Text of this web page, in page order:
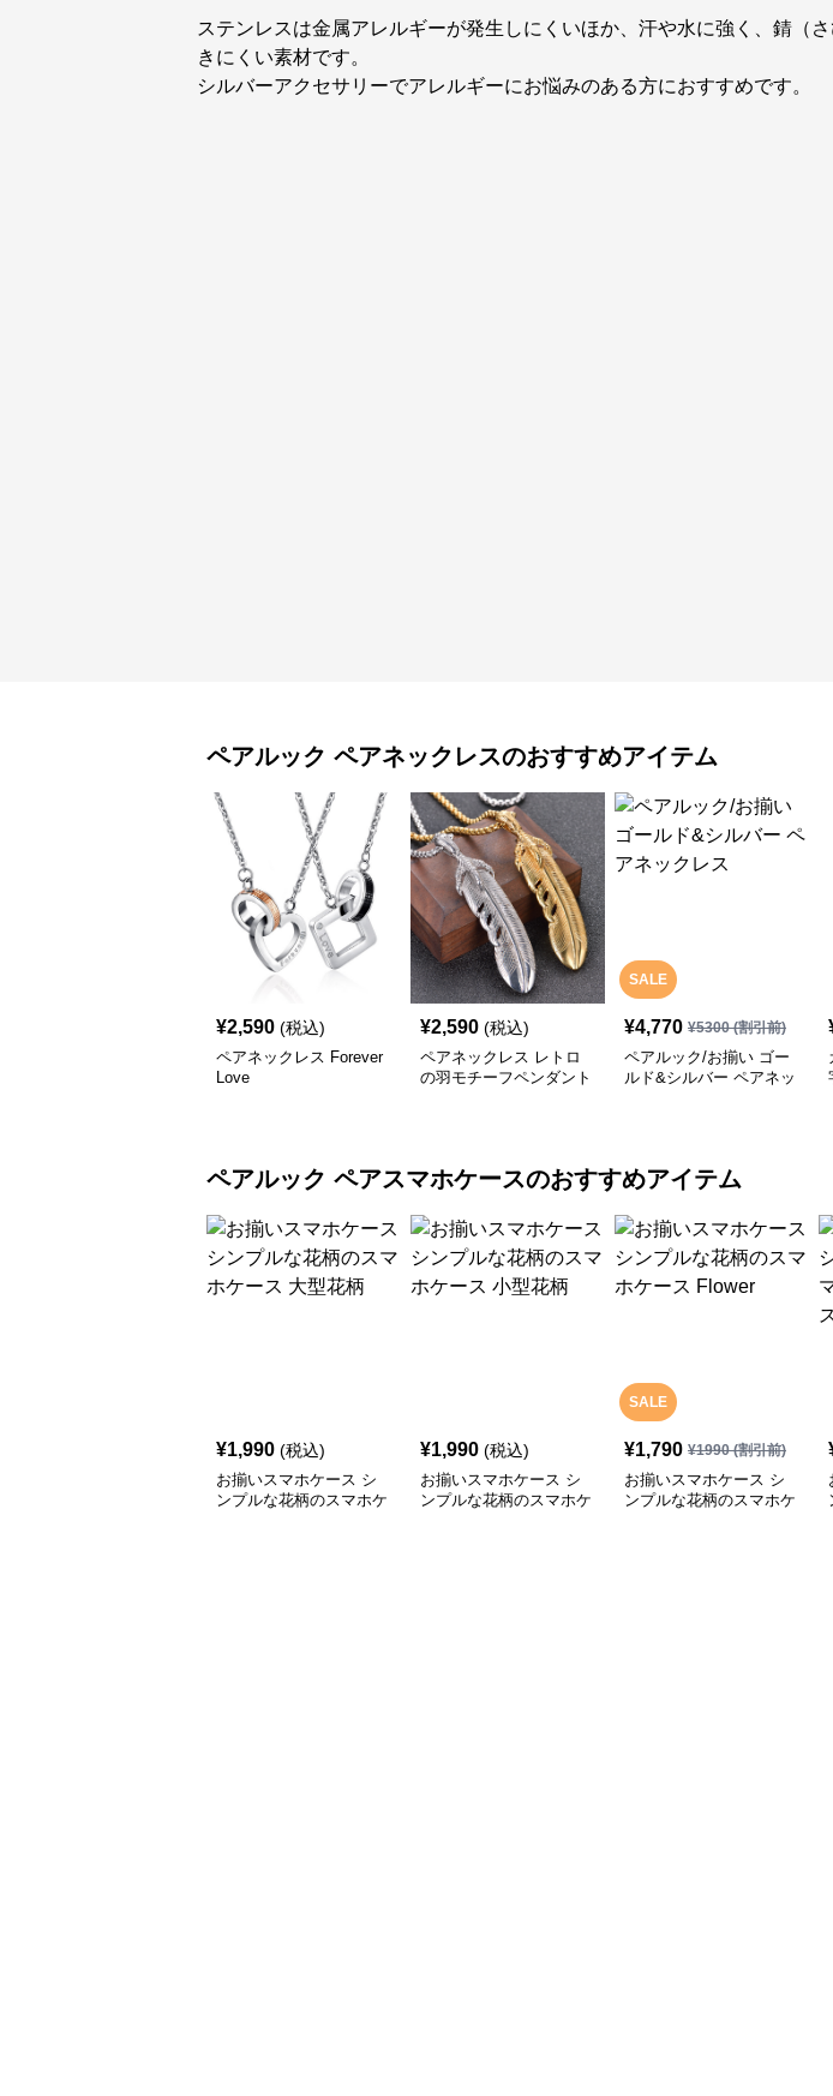
ステンレスは金属アレルギーが発生しにくいほか、汗や水に強く、錆（
きにくい素材です。
シルバーアクセサリーでアレルギーにお悩みのある方におすすめです。
ペアルック ペアネックレスのおすすめアイテム
¥2,590 (税込)
ペアネックレス Forever
Love
¥2,590 (税込)
ペアネックレス レトロ
の羽モチーフペンダント
SALE
¥4,770 ¥5300(割引前)
ペアルック/お揃い ゴー
ルド&シルバー ペアネッ
ペアルック ペアスマホケースのおすすめアイテム
¥1,990 (税込)
お揃いスマホケース シ
ンプルな花柄のスマホケ
¥1,990 (税込)
お揃いスマホケース シ
ンプルな花柄のスマホケ
SALE
¥1,790 ¥1990(割引前)
お揃いスマホケース シ
ンプルな花柄のスマホケ